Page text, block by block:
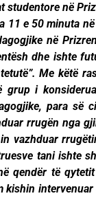
në
11 e 50 minuta
në
dhe ishte
Me këtë
i
para së
rrugën nga
vazhduar
tani ishte
qendër të
kishin